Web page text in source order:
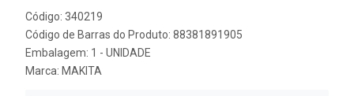
Código: 340219
Código de Barras do Produto: 88381891905
Embalagem: 1 - UNIDADE
Marca: MAKITA